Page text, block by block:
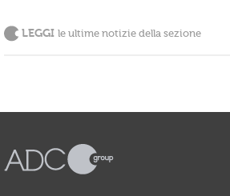
LEGGI le ultime notizie della sezione